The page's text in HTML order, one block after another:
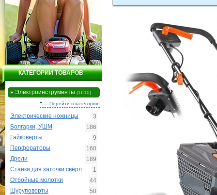
КАТЕГОРИИ ТОВАРОВ
Электроинструменты (1610)
Перейти в категорию
Электрические ножницы
3
Болгарки, УШМ
186
Гайковерты
9
Перфораторы
160
Дрели
189
Станки для заточки свёрл
1
Отбойные молотки
44
Шуруповерты
50